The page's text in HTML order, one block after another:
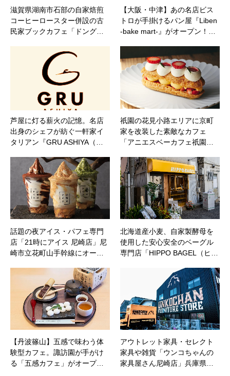
滋賀県湖南市石部の自家焙煎
コーヒーロースター併設の古
民家ブックカフェ「ドング…
【大阪・中津】あの名店ビス
トロが手掛けるパン屋『Liben
-bake mart-』がオープン！…
芦屋に灯る薪火の記憶。名店
出身のシェフが紡ぐ一軒家イ
タリアン『GRU ASHIYA（…
祇園の花見小路エリアに京町
家を改装した素敵なカフェ
「アニエスベーカフェ祇園…
話題の夜アイス・パフェ専門
店「21時にアイス 尼崎店」尼
崎市立花町山手幹線にオー…
北海道産小麦、自家製酵母を
使用した安心安全のベーグル
専門店「HIPPO BAGEL（ヒ…
【丹波篠山】五感で味わう体
験型カフェ。諏訪園が手がけ
る「五感カフェ」がオープ…
アウトレット家具・セレクト
家具や雑貨「ウンコちゃんの
家具屋さん尼崎店」兵庫県…